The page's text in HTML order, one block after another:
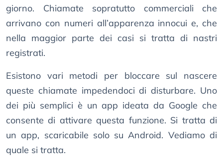
giorno. Chiamate sopratutto commerciali che
arrivano con numeri all’apparenza innocui e, che
nella maggior parte dei casi si tratta di nastri
registrati.
Esistono vari metodi per bloccare sul nascere
queste chiamate impedendoci di disturbare. Uno
dei più semplici è un app ideata da Google che
consente di attivare questa funzione. Si tratta di
un app, scaricabile solo su Android. Vediamo di
quale si tratta.